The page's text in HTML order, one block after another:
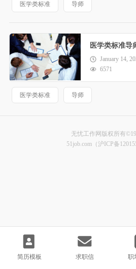
简历模板 求职信 职
医学类标准 导师
医学类标准导
January 14,
6571
医学类标准 导师
无忧工作网版权所有
51job.com（沪ICP备